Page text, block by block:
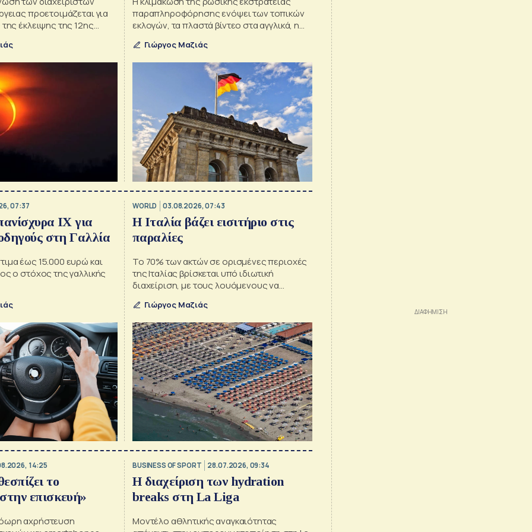
προετοιμάζεται για
έκλειψης της 12ης
παραπληροφόρησης ενόψει των τοπικών
εκλογών, τα πλαστά βίντεο στα αγγλικά, η
και το μυστήριο της παράδοξης
στρατηγικής.
Γιώργος Μαζιάς
07:37
ΙΧ για
στη Γαλλία
έως 15.000 ευρώ και
ο στόχος της γαλλικής
WORLD 03.08.2026, 07:43
Η Ιταλία βάζει εισιτήριο στις
παραλίες
Το 70% των ακτών σε ορισμένες περιοχές
της Ιταλίας βρίσκεται υπό ιδιωτική
διαχείριση, με τους λουόμενους να
ομπρέλα και ξαπλώστρες
Γιώργος Μαζιάς
14:25
το
επισκευή»
αχρήστευση
BUSINESS OF SPORT 28.07.2026, 09:34
Η διαχείριση των hydration
breaks στη La Liga
Μοντέλο αθλητικής αναγκαιότητας